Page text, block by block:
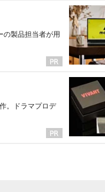
の製品担当者が用
。ドラマプロデ